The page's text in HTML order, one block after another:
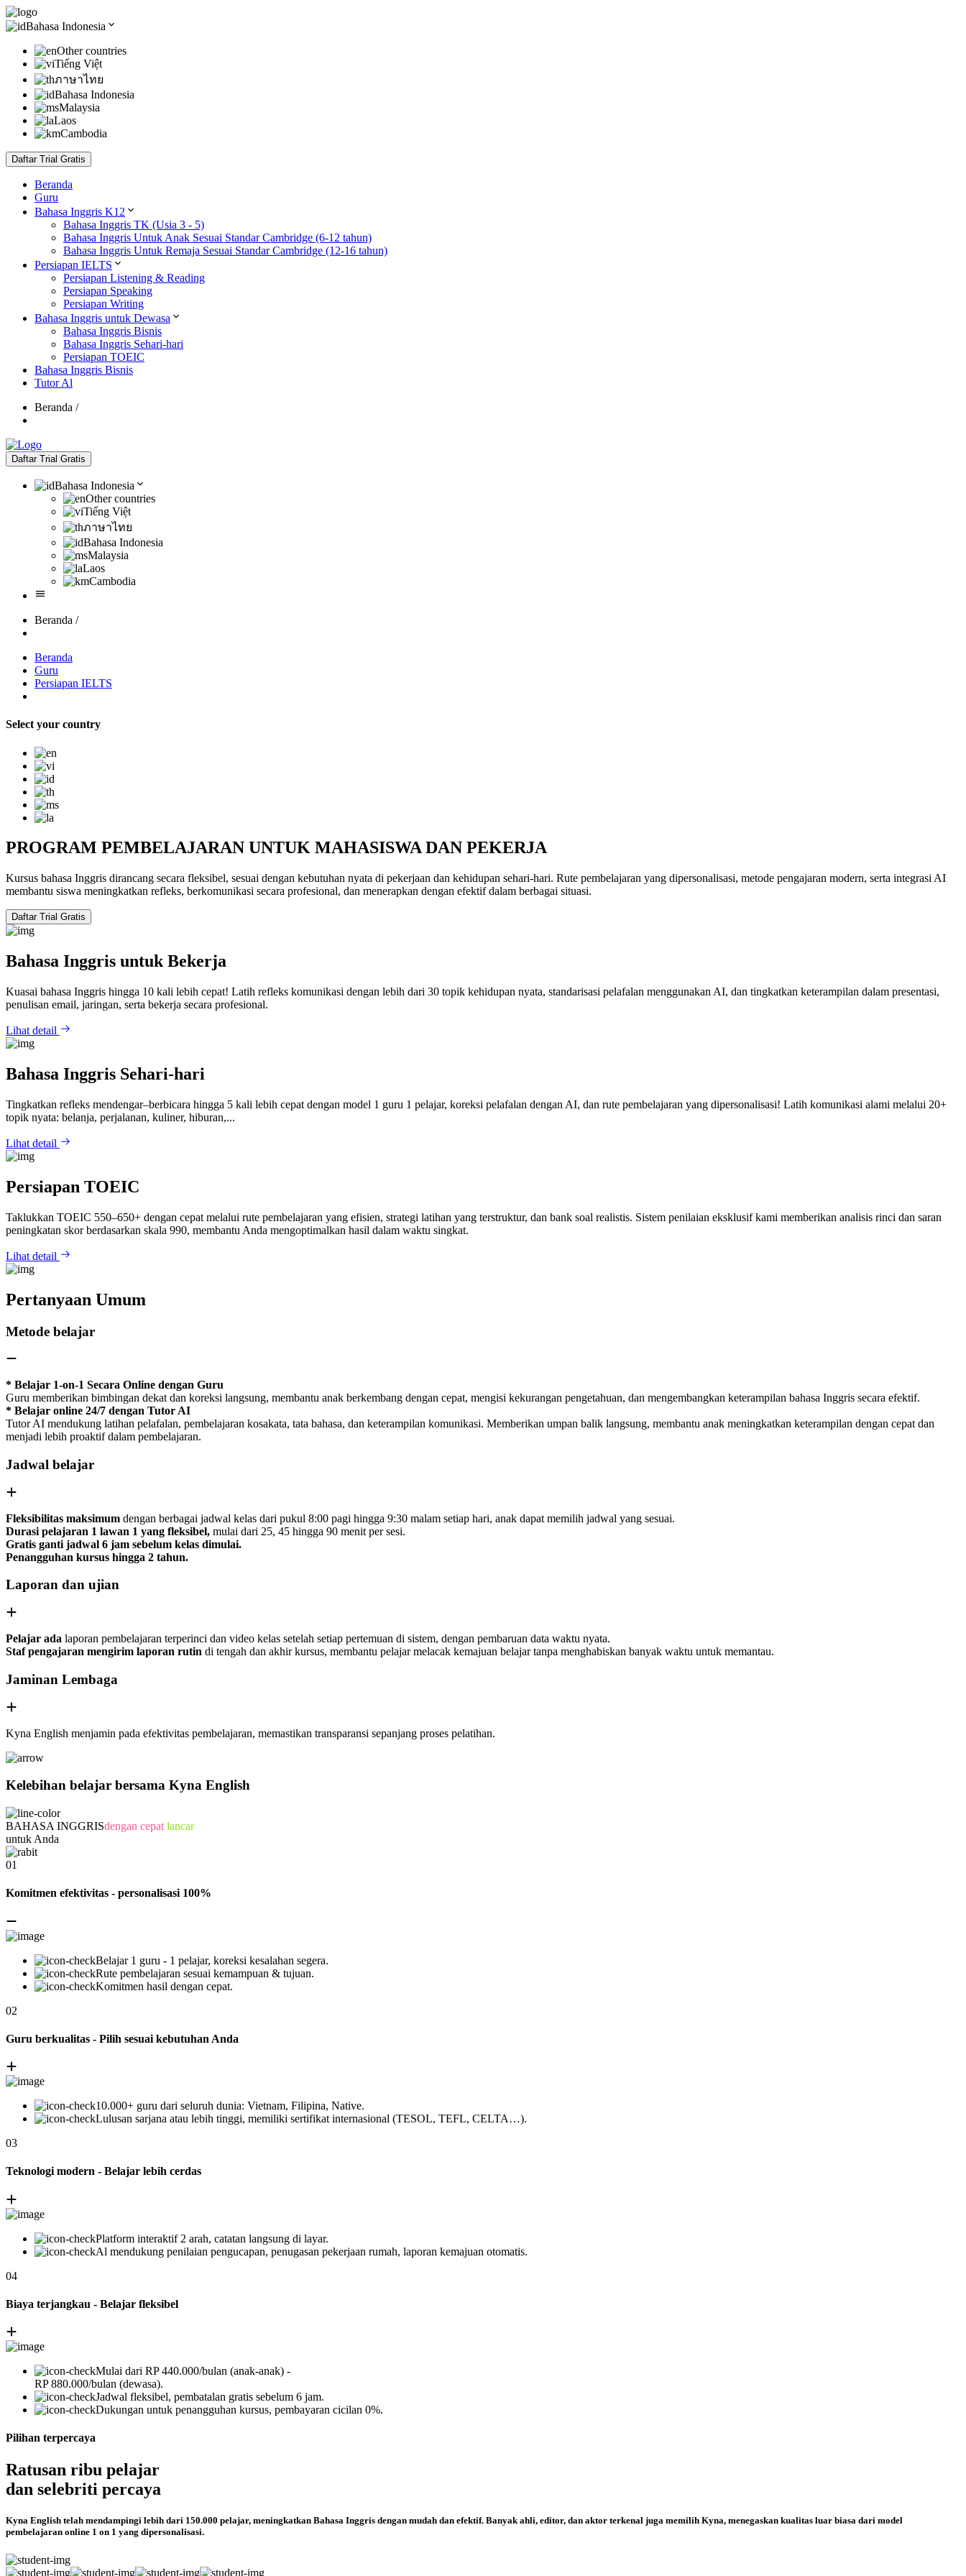
Bahasa Indonesia
Other countries
Tiếng Việt
ภาษาไทย
Bahasa Indonesia
Malaysia
Laos
Cambodia
Daftar Trial Gratis
Beranda
Guru
Bahasa Inggris K12
Bahasa Inggris TK (Usia 3 - 5)
Bahasa Inggris Untuk Anak Sesuai Standar Cambridge (6-12 tahun)
Bahasa Inggris Untuk Remaja Sesuai Standar Cambridge (12-16 tahun)
Persiapan IELTS
Persiapan Listening & Reading
Persiapan Speaking
Persiapan Writing
Bahasa Inggris untuk Dewasa
Bahasa Inggris Bisnis
Bahasa Inggris Sehari-hari
Persiapan TOEIC
Bahasa Inggris Bisnis
Tutor Al
Beranda /
Daftar Trial Gratis
Bahasa Indonesia
Other countries
Tiếng Việt
ภาษาไทย
Bahasa Indonesia
Malaysia
Laos
Cambodia
Beranda /
Beranda
Guru
Persiapan IELTS
Select your country
PROGRAM PEMBELAJARAN UNTUK MAHASISWA DAN PEKERJA
Kursus bahasa Inggris dirancang secara fleksibel, sesuai dengan kebutuhan nyata di pekerjaan dan kehidupan sehari-hari. Rute pembelajaran yang dipersonalisasi, metode pengajaran modern, serta integrasi AI
membantu siswa meningkatkan refleks, berkomunikasi secara profesional, dan menerapkan dengan efektif dalam berbagai situasi.
Daftar Trial Gratis
Bahasa Inggris untuk Bekerja
Kuasai bahasa Inggris hingga 10 kali lebih cepat! Latih refleks komunikasi dengan lebih dari 30 topik kehidupan nyata, standarisasi pelafalan menggunakan AI, dan tingkatkan keterampilan dalam presentasi,
penulisan email, jaringan, serta bekerja secara profesional.
Lihat detail
Bahasa Inggris Sehari-hari
Tingkatkan refleks mendengar–berbicara hingga 5 kali lebih cepat dengan model 1 guru 1 pelajar, koreksi pelafalan dengan AI, dan rute pembelajaran yang dipersonalisasi! Latih komunikasi alami melalui 20+
topik nyata: belanja, perjalanan, kuliner, hiburan,...
Lihat detail
Persiapan TOEIC
Taklukkan TOEIC 550–650+ dengan cepat melalui rute pembelajaran yang efisien, strategi latihan yang terstruktur, dan bank soal realistis. Sistem penilaian eksklusif kami memberikan analisis rinci dan saran
peningkatan skor berdasarkan skala 990, membantu Anda mengoptimalkan hasil dalam waktu singkat.
Lihat detail
Pertanyaan Umum
Metode belajar
* Belajar 1-on-1 Secara Online dengan Guru
Guru memberikan bimbingan dekat dan koreksi langsung, membantu anak berkembang dengan cepat, mengisi kekurangan pengetahuan, dan mengembangkan keterampilan bahasa Inggris secara efektif.
* Belajar online 24/7 dengan Tutor AI
Tutor AI mendukung latihan pelafalan, pembelajaran kosakata, tata bahasa, dan keterampilan komunikasi. Memberikan umpan balik langsung, membantu anak meningkatkan keterampilan dengan cepat dan
menjadi lebih proaktif dalam pembelajaran.
Jadwal belajar
Fleksibilitas maksimum dengan berbagai jadwal kelas dari pukul 8:00 pagi hingga 9:30 malam setiap hari, anak dapat memilih jadwal yang sesuai.
Durasi pelajaran 1 lawan 1 yang fleksibel, mulai dari 25, 45 hingga 90 menit per sesi.
Gratis ganti jadwal 6 jam sebelum kelas dimulai.
Penangguhan kursus hingga 2 tahun.
Laporan dan ujian
Pelajar ada laporan pembelajaran terperinci dan video kelas setelah setiap pertemuan di sistem, dengan pembaruan data waktu nyata.
Staf pengajaran mengirim laporan rutin di tengah dan akhir kursus, membantu pelajar melacak kemajuan belajar tanpa menghabiskan banyak waktu untuk memantau.
Jaminan Lembaga
Kyna English menjamin pada efektivitas pembelajaran, memastikan transparansi sepanjang proses pelatihan.
Kelebihan belajar bersama Kyna English
BAHASA INGGRISdengan cepat lancar
untuk Anda
01
Komitmen efektivitas - personalisasi 100%
Belajar 1 guru - 1 pelajar, koreksi kesalahan segera.
Rute pembelajaran sesuai kemampuan & tujuan.
Komitmen hasil dengan cepat.
02
Guru berkualitas - Pilih sesuai kebutuhan Anda
10.000+ guru dari seluruh dunia: Vietnam, Filipina, Native.
Lulusan sarjana atau lebih tinggi, memiliki sertifikat internasional (TESOL, TEFL, CELTA…).
03
Teknologi modern - Belajar lebih cerdas
Platform interaktif 2 arah, catatan langsung di layar.
Al mendukung penilaian pengucapan, penugasan pekerjaan rumah, laporan kemajuan otomatis.
04
Biaya terjangkau - Belajar fleksibel
Mulai dari RP 440.000/bulan (anak-anak) -
RP 880.000/bulan (dewasa).
Jadwal fleksibel, pembatalan gratis sebelum 6 jam.
Dukungan untuk penangguhan kursus, pembayaran cicilan 0%.
Pilihan terpercaya
Ratusan ribu pelajar
dan selebriti percaya
Kyna English telah mendampingi lebih dari 150.000 pelajar, meningkatkan Bahasa Inggris dengan mudah dan efektif. Banyak ahli, editor, dan aktor terkenal juga memilih Kyna, menegaskan kualitas luar biasa dari model
pembelajaran online 1 on 1 yang dipersonalisasi.